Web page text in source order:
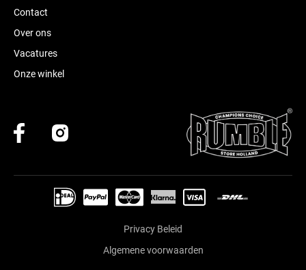
Contact
Over ons
Vacatures
Onze winkel
Privacy Beleid
Algemene voorwaarden